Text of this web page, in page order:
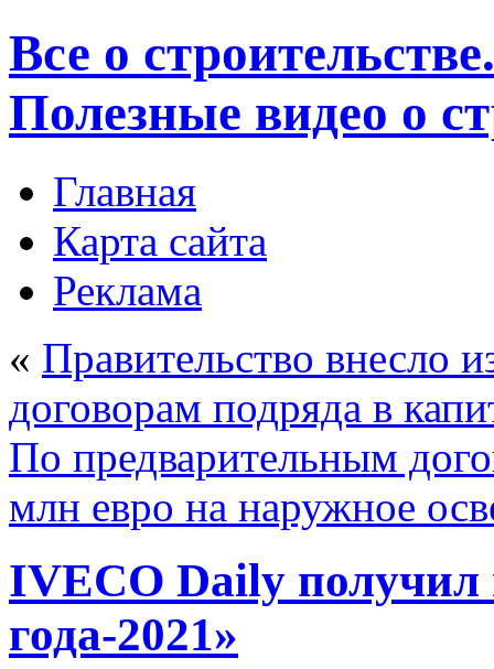
Все о
Полезные видео о
Главная
Карта сайта
Реклама
« Правительство внесло
договорам подряда в
По предварительным
млн евро на наружное
IVECO Daily получил
года-2021»